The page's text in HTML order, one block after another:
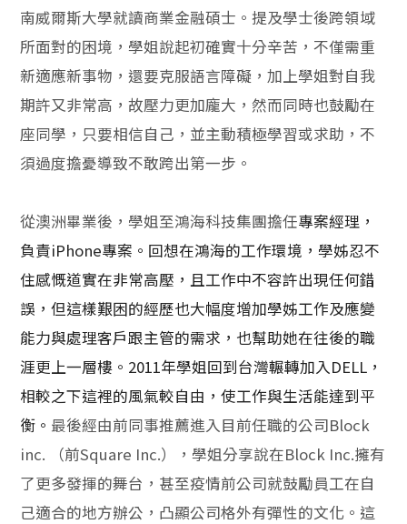
南威爾斯大學就讀商業金融碩士。提及學士後跨領域
所面對的困境，學姐說起初確實十分辛苦，不僅需重
新適應新事物，還要克服語言障礙，加上學姐對自我
期許又非常高，故壓力更加龐大，然而同時也鼓勵在
座同學，只要相信自己，並主動積極學習或求助，不
須過度擔憂導致不敢跨出第一步。
從澳洲畢業後，學姐至鴻海科技集團擔任專案經理，
負責iPhone專案。回想在鴻海的工作環境，學姊忍不
住感慨道實在非常高壓，且工作中不容許出現任何錯
誤，但這樣艱困的經歷也大幅度增加學姊工作及應變
能力與處理客戶跟主管的需求，也幫助她在往後的職
涯更上一層樓。2011年學姐回到台灣輾轉加入DELL，
相較之下這裡的風氣較自由，使工作與生活能達到平
衡。 最後經由前同事推薦進入目前任職的公司Block
inc. （前Square Inc.），學姐分享說在Block Inc.擁有
了更多發揮的舞台，甚至疫情前公司就鼓勵員工在自
己適合的地方辦公，凸顯公司格外有彈性的文化。這